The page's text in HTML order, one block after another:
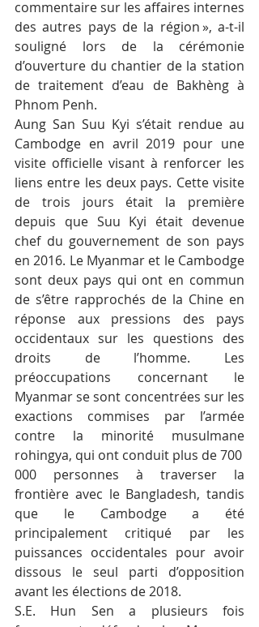
commentaire sur les affaires internes
des autres pays de la région », a-t-il
souligné lors de la cérémonie
d’ouverture du chantier de la station
de traitement d’eau de Bakhèng à
Phnom Penh.
Aung San Suu Kyi s’était rendue au
Cambodge en avril 2019 pour une
visite officielle visant à renforcer les
liens entre les deux pays. Cette visite
de trois jours était la première
depuis que Suu Kyi était devenue
chef du gouvernement de son pays
en 2016. Le Myanmar et le Cambodge
sont deux pays qui ont en commun
de s’être rapprochés de la Chine en
réponse aux pressions des pays
occidentaux sur les questions des
droits de l’homme. Les
préoccupations concernant le
Myanmar se sont concentrées sur les
exactions commises par l’armée
contre la minorité musulmane
rohingya, qui ont conduit plus de 700
000 personnes à traverser la
frontière avec le Bangladesh, tandis
que le Cambodge a été
principalement critiqué par les
puissances occidentales pour avoir
dissous le seul parti d’opposition
avant les élections de 2018.
S.E. Hun Sen a plusieurs fois